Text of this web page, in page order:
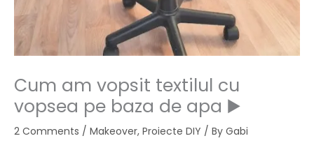
Cum am vopsit textilul cu
vopsea pe baza de apa ▶️
2 Comments / Makeover, Proiecte DIY / By Gabi